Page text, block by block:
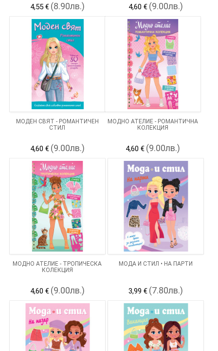
4,55 € (8.90лв.) 4,60 € (9.00лв.)
МОДЕН СВЯТ - РОМАНТИЧЕН
СТИЛ
4,60 € (9.00лв.)
МОДНО АТЕЛИЕ - РОМАНТИЧНА
КОЛЕКЦИЯ
4,60 € (9.00лв.)
МОДНО АТЕЛИЕ - ТРОПИЧЕСКА
КОЛЕКЦИЯ
4,60 € (9.00лв.)
МОДА И СТИЛ • НА ПАРТИ
3,99 € (7.80лв.)